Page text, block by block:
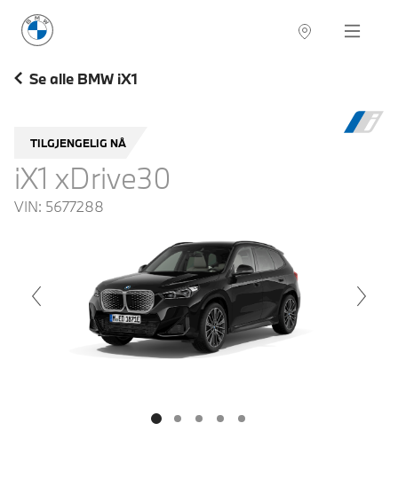
BMW Norge Navigation
Se alle BMW iX1
TILGJENGELIG NÅ
iX1 xDrive30
VIN: 5677288